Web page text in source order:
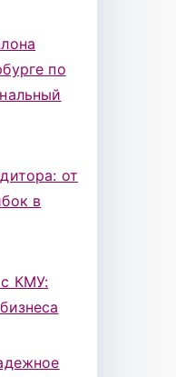
по
от
в
КМУ: